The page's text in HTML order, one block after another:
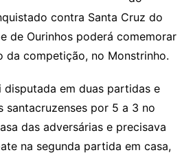
contra Santa Cruz do
de Ourinhos poderá comemorar
competição, no Monstrinho.
disputada em duas partidas e
santacruzenses por 5 a 3 no
das adversárias e precisava
na segunda partida em casa,